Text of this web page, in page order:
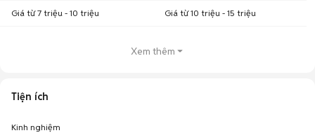
Giá từ 7 triệu - 10 triệu Giá từ 10 triệu - 15 triệu
Xem thêm
Tiện ích
Kinh nghiệm